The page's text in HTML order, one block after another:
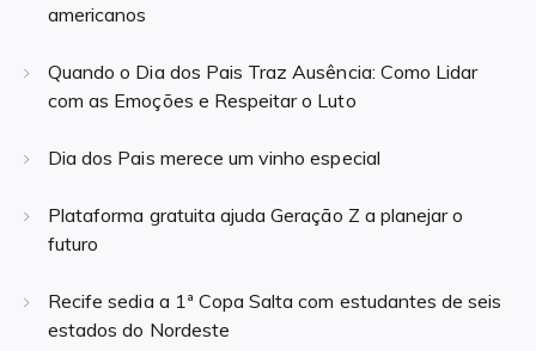
americanos
Quando o Dia dos Pais Traz Ausência: Como Lidar
com as Emoções e Respeitar o Luto
Dia dos Pais merece um vinho especial
Plataforma gratuita ajuda Geração Z a planejar o
futuro
Recife sedia a 1ª Copa Salta com estudantes de seis
estados do Nordeste